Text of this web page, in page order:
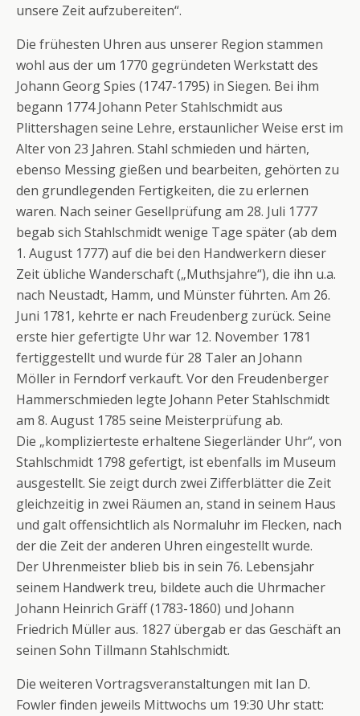
unsere Zeit aufzubereiten“.
Die frühesten Uhren aus unserer Region stammen
wohl aus der um 1770 gegründeten Werkstatt des
Johann Georg Spies (1747-1795) in Siegen. Bei ihm
begann 1774 Johann Peter Stahlschmidt aus
Plittershagen seine Lehre, erstaunlicher Weise erst im
Alter von 23 Jahren. Stahl schmieden und härten,
ebenso Messing gießen und bearbeiten, gehörten zu
den grundlegenden Fertigkeiten, die zu erlernen
waren. Nach seiner Gesellprüfung am 28. Juli 1777
begab sich Stahlschmidt wenige Tage später (ab dem
1. August 1777) auf die bei den Handwerkern dieser
Zeit übliche Wanderschaft („Muthsjahre“), die ihn u.a.
nach Neustadt, Hamm, und Münster führten. Am 26.
Juni 1781, kehrte er nach Freudenberg zurück. Seine
erste hier gefertigte Uhr war 12. November 1781
fertiggestellt und wurde für 28 Taler an Johann
Möller in Ferndorf verkauft. Vor den Freudenberger
Hammerschmieden legte Johann Peter Stahlschmidt
am 8. August 1785 seine Meisterprüfung ab.
Die „komplizierteste erhaltene Siegerländer Uhr“, von
Stahlschmidt 1798 gefertigt, ist ebenfalls im Museum
ausgestellt. Sie zeigt durch zwei Zifferblätter die Zeit
gleichzeitig in zwei Räumen an, stand in seinem Haus
und galt offensichtlich als Normaluhr im Flecken, nach
der die Zeit der anderen Uhren eingestellt wurde.
Der Uhrenmeister blieb bis in sein 76. Lebensjahr
seinem Handwerk treu, bildete auch die Uhrmacher
Johann Heinrich Gräff (1783-1860) und Johann
Friedrich Müller aus. 1827 übergab er das Geschäft an
seinen Sohn Tillmann Stahlschmidt.
Die weiteren Vortragsveranstaltungen mit Ian D.
Fowler finden jeweils Mittwochs um 19:30 Uhr statt: